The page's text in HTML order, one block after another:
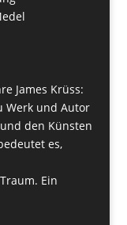
James Krüss:
Werk und Autor
den Künsten
es,
Ein